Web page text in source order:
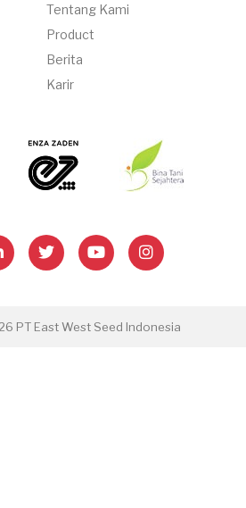
Tentang Kami
Product
Berita
Karir
PT East West Seed Indonesia